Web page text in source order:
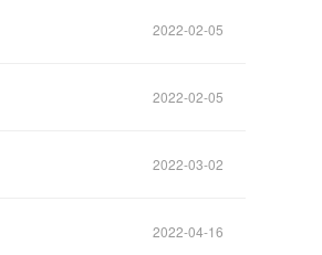
2022-02-05
2022-02-05
2022-03-02
2022-04-16